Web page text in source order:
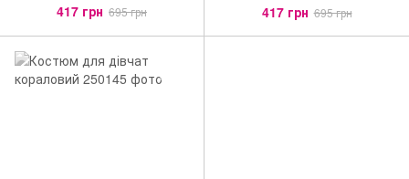
417 грн 695 грн 417 грн 695 грн